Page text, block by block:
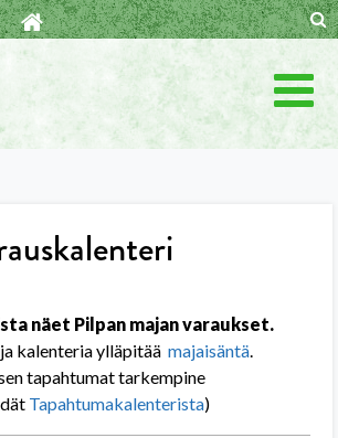
näet Pilpan majan varaukset.
kalenteria ylläpitää majaisäntä.
tapahtumat tarkempine
Tapahtumakalenterista)